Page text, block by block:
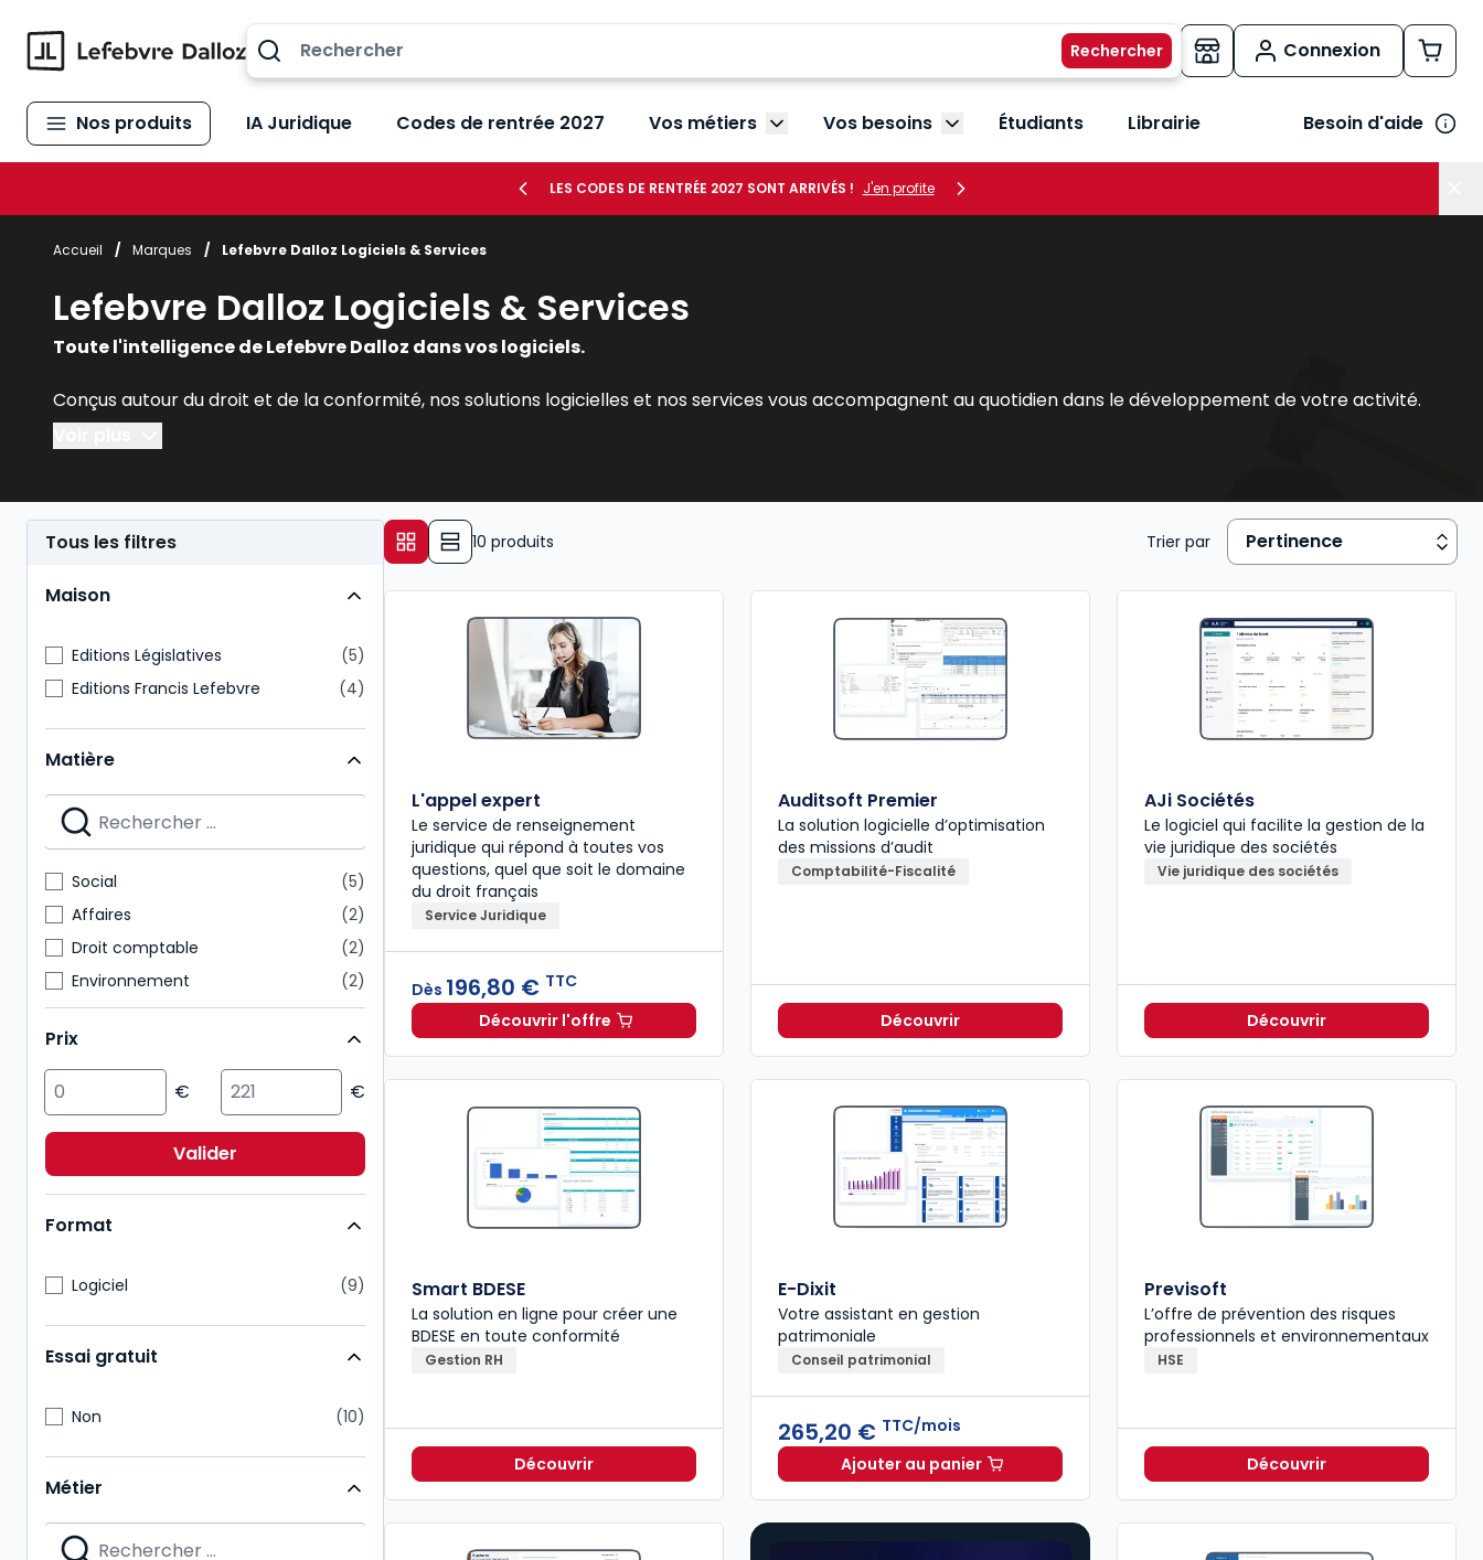
Connexion
Nos produits IA Juridique Codes de rentrée 2027 Vos métiers Afficher le sous-menu Vos métiers
Vos besoins Afficher le sous-menu Vos besoins
Étudiants Librairie Besoin d'aide
LES CODES DE RENTRÉE 2027 SONT ARRIVÉS ! J'en profite
Accueil / Marques / Lefebvre Dalloz Logiciels & Services
Lefebvre Dalloz Logiciels & Services
Toute l'intelligence de Lefebvre Dalloz dans vos logiciels.
Conçus autour du droit et de la conformité, nos solutions logicielles et nos services vous accompagnent au quotidien dans le développement de votre activité.
Tous les filtres
Maison
Editions Législatives
5
Editions Francis Lefebvre
4
Matière
Social
5
Affaires
2
Droit comptable
2
Environnement
2
Fiscal
2
Patrimoine
2
Action sociale
1
Droit civil
ESG/Compliance
1
Prix
Valider
Format
Logiciel 9
Essai gratuit
Non 10
Métier
10 produits Trier par
L'appel expert
Le service de renseignement
juridique qui répond à toutes vos
questions, quel que soit le domaine
du droit français
Service Juridique
Dès 196,80 € TTC
Découvrir l'offreL'appel expert à partir de Dès TTC
Auditsoft Premier
La solution logicielle d’optimisation
des missions d’audit
Comptabilité-Fiscalité
Découvrir
AJi Sociétés
Le logiciel qui facilite la gestion de la
vie juridique des sociétés
Vie juridique des sociétés
Découvrir
Smart BDESE
La solution en ligne pour créer une
BDESE en toute conformité
Gestion RH
Découvrir
E-Dixit
Votre assistant en gestion
patrimoniale
Conseil patrimonial
265,20 € TTC/mois
Ajouter au panierE-Dixit à 265,20 € TTC/mois
Previsoft
L’offre de prévention des risques
professionnels et environnementaux
HSE
Découvrir